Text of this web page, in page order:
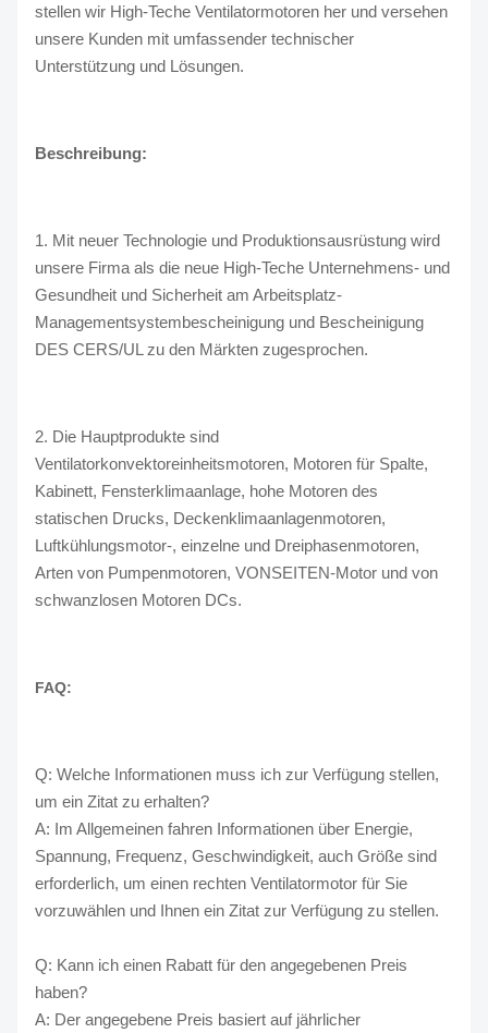
stellen wir High-Teche Ventilatormotoren her und versehen
unsere Kunden mit umfassender technischer
Unterstützung und Lösungen.
Beschreibung:
1. Mit neuer Technologie und Produktionsausrüstung wird
unsere Firma als die neue High-Teche Unternehmens- und
Gesundheit und Sicherheit am Arbeitsplatz-
Managementsystembescheinigung und Bescheinigung
DES CERS/UL zu den Märkten zugesprochen.
2. Die Hauptprodukte sind
Ventilatorkonvektoreinheitsmotoren, Motoren für Spalte,
Kabinett, Fensterklimaanlage, hohe Motoren des
statischen Drucks, Deckenklimaanlagenmotoren,
Luftkühlungsmotor-, einzelne und Dreiphasenmotoren,
Arten von Pumpenmotoren, VONSEITEN-Motor und von
schwanzlosen Motoren DCs.
FAQ:
Q: Welche Informationen muss ich zur Verfügung stellen,
um ein Zitat zu erhalten?
A: Im Allgemeinen fahren Informationen über Energie,
Spannung, Frequenz, Geschwindigkeit, auch Größe sind
erforderlich, um einen rechten Ventilatormotor für Sie
vorzuwählen und Ihnen ein Zitat zur Verfügung zu stellen.
Q: Kann ich einen Rabatt für den angegebenen Preis
haben?
A: Der angegebene Preis basiert auf jährlicher